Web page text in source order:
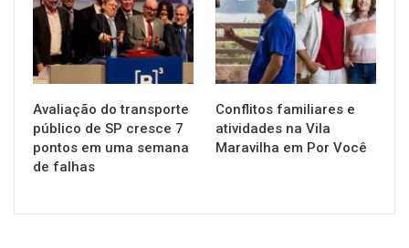
Avaliação do transporte
público de SP cresce 7
pontos em uma semana
de falhas
Conflitos familiares e
atividades na Vila
Maravilha em Por Você